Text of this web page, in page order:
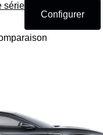
série
Configurer